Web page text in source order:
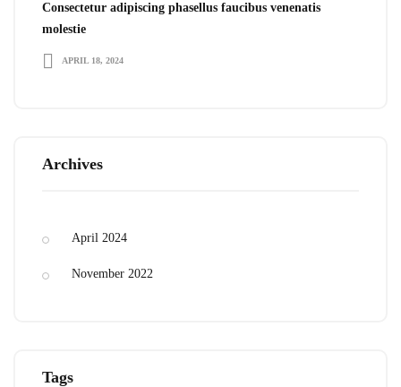
Consectetur adipiscing phasellus faucibus venenatis
molestie
APRIL 18, 2024
Archives
April 2024
November 2022
Tags